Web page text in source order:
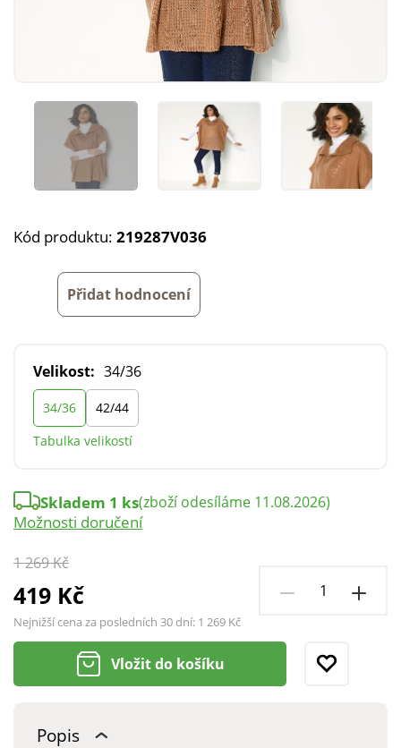
Kód produktu: 219287V036
Přidat hodnocení
Velikost: 34/36
34/36
42/44
Tabulka velikostí
1 269 Kč
419 Kč
Nejnižší cena za posledních 30 dní: 1 269 Kč
Skladem 1 ks(zboží odesíláme 11.08.2026)
Možnosti doručení
Vložit do košíku
Popis